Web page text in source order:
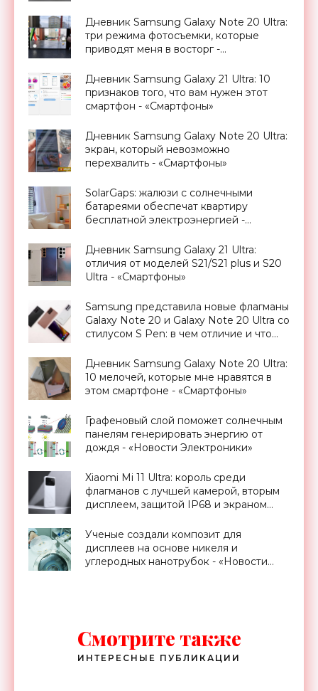
Дневник Samsung Galaxy Note 20 Ultra:
три режима фотосъемки, которые
приводят меня в восторг -
Дневник Samsung Galaxy 21 Ultra: 10
признаков того, что вам нужен этот
смартфон - «Смартфоны»
Дневник Samsung Galaxy Note 20 Ultra:
экран, который невозможно
перехвалить - «Смартфоны»
SolarGaps: жалюзи с солнечными
батареями обеспечат квартиру
бесплатной электроэнергией -
Дневник Samsung Galaxy 21 Ultra:
отличия от моделей S21/S21 plus и S20
Ultra - «Смартфоны»
Samsung представила новые флагманы
Galaxy Note 20 и Galaxy Note 20 Ultra со
стилусом S Pen: в чем отличие и что
Дневник Samsung Galaxy Note 20 Ultra:
10 мелочей, которые мне нравятся в
этом смартфоне - «Смартфоны»
Графеновый слой поможет солнечным
панелям генерировать энергию от
дождя - «Новости Электроники»
Xiaomi Mi 11 Ultra: король среди
флагманов с лучшей камерой, вторым
дисплеем, защитой IP68 и экраном
Ученые создали композит для
дисплеев на основе никеля и
углеродных нанотрубок - «Новости
Смотрите также
ИНТЕРЕСНЫЕ ПУБЛИКАЦИИ